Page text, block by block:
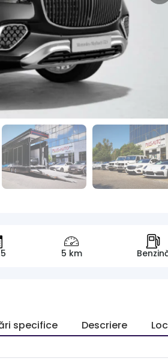
5 km
specifice Descriere